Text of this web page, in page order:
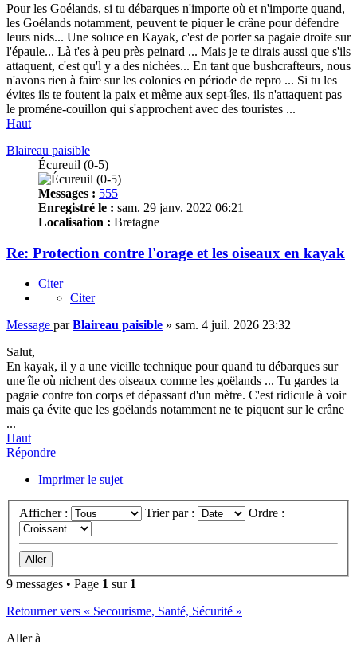
Pour les Goélands, si tu débarques n'importe où et n'importe quand,
les Goélands notamment, peuvent te piquer le crâne pour défendre
leurs nids... Une soluce en Kayak, c'est de porter sa pagaie droite sur
l'épaule... Là t'es à peu près peinard ... Mais je te dirais aussi que s'ils
attaquent, c'est qu'l y a des nichées... En tant que bushcrafteurs, nous
n'avons rien à faire sur les colonies en période de repro ... Si tu les
évites ils te foutent la paix et même aux sept-îles, ils n'attaquent pas
le proméne-couillon qui s'approchent avec des touristes ...
Haut
Blaireau paisible
Écureuil (0-5)
Messages : 555
Enregistré le : sam. 29 janv. 2022 06:21
Localisation : Bretagne
Re: Protection contre l'orage et les oiseaux en kayak
Citer
Citer
Message parBlaireau paisible » sam. 4 juil. 2026 23:32
Salut,
En kayak, il y a une vieille technique pour quand tu débarques sur
une île où nichent des oiseaux comme les goëlands ... Tu gardes ta
pagaie contre ton corps et dépassant d'un mètre. C'est ridicule à voir
mais ça évite que les goëlands notamment ne te piquent sur le crâne
...
Haut
Répondre
Imprimer le sujet
Afficher : Trier par : Ordre :
9 messages • Page 1 sur 1
Retourner vers « Secourisme, Santé, Sécurité »
Aller à